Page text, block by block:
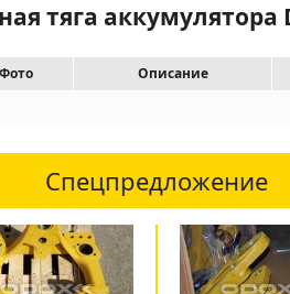
тяга аккумулятора
Фото Описание
Спецпредложение